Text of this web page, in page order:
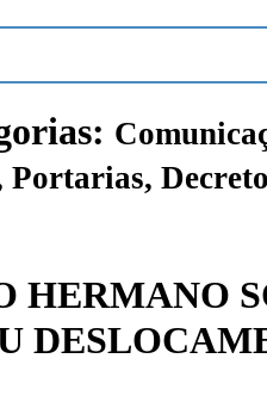
HERMANO